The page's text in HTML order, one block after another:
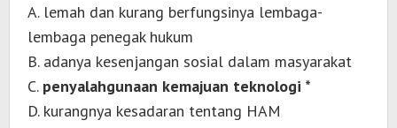
A. lemah dan kurang berfungsinya lembaga-
lembaga penegak hukum
B. adanya kesenjangan sosial dalam masyarakat
C. penyalahgunaan kemajuan teknologi *
D. kurangnya kesadaran tentang HAM